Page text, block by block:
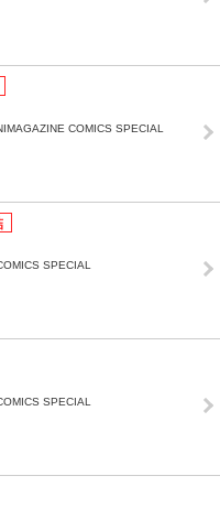
COMICS SPECIAL
SPECIAL
SPECIAL